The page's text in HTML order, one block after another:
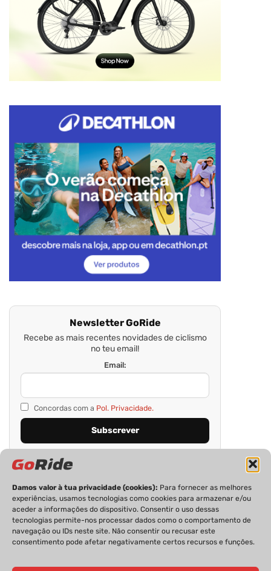
Damos valor à tua privacidade (cookies): Para fornecer as melhores
experiências, usamos tecnologias como cookies para armazenar e/ou
aceder a informações do dispositivo. Consentir o uso dessas
tecnologias permite-nos processar dados como o comportamento de
navegação ou IDs neste site. Não consentir ou recusar este
consentimento pode afetar negativamente certos recursos e funções.
Newsletter GoRide
Recebe as mais recentes novidades de ciclismo
no teu email!
Email:
Concordas com a Pol. Privacidade.
PRIVACIDADE FICHA TÉCNICA
ESTATUTO EDITORIAL